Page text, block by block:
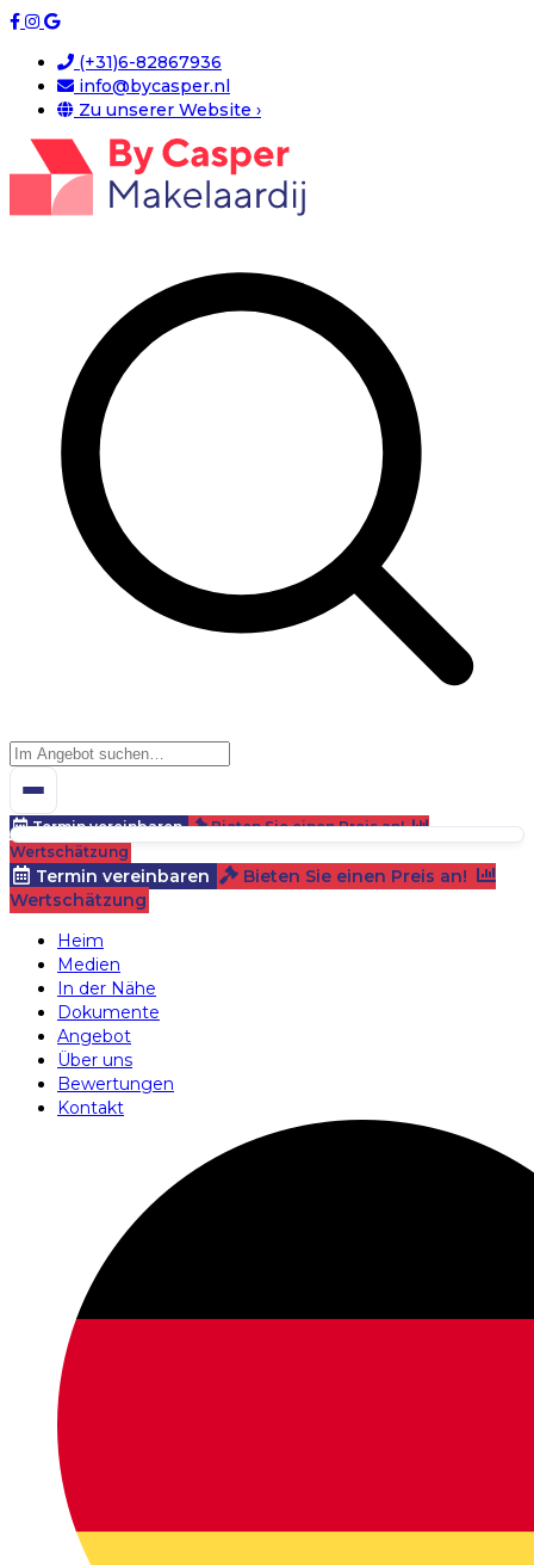
(+31)6-82867936
info@bycasper.nl
Zu unserer Website ›
Termin vereinbaren
Bieten Sie einen Preis an!
Wertschätzung
Termin vereinbaren
Bieten Sie einen Preis an!
Wertschätzung
Heim
Medien
In der Nähe
Dokumente
Angebot
Über uns
Bewertungen
Kontakt